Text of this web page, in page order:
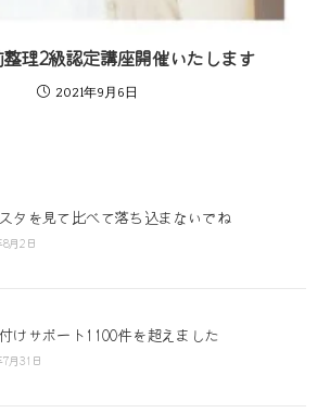
理2級認定講座開催いたします
2021年9月6日
タを見て比べて落ち込まないでね
8月2日
けサポート1100件を超えました
7月31日